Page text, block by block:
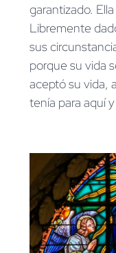
garantizado.
Libremente
sus
porque su vida
aceptó su vida,
tenía para aquí